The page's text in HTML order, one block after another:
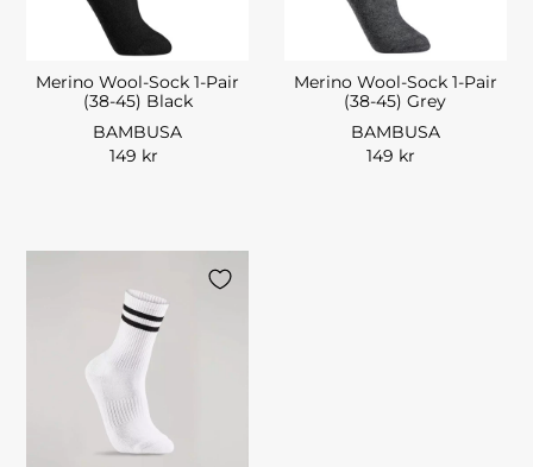
Merino Wool-Sock 1-Pair
(38-45) Black
BAMBUSA
149 kr
Merino Wool-Sock 1-Pair
(38-45) Grey
BAMBUSA
149 kr